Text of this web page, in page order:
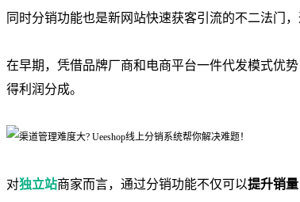
同时分销功能也是新网站快速获客引流的不二法门
在早期，凭借品牌厂商和电商平台一件代发模式优
得利润分成。
对独立站商家而言，通过分销功能不仅可以提升销